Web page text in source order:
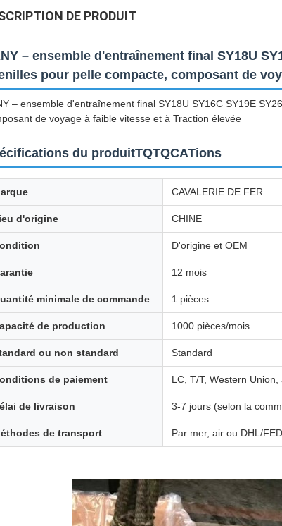
DE PRODUIT
– ensemble d'entraînement final SY18U
pour pelle compacte, composant de
– ensemble d'entraînement final SY18U SY16C SY19E
de voyage à faible vitesse et à Traction élevée
du produitTQTQCATions
CAVALERIE DE FER
d'origine CHINE
D'origine et OEM
12 mois
minimale de commande 1 pièces
de production 1000 pièces/mois
ou non standard Standard
de paiement LC, T/T, Western
de livraison 3-7 jours (selon la
de transport Par mer, air ou DHL/